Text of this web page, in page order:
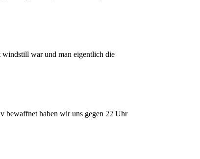
windstill war und man eigentlich die
bewaffnet haben wir uns gegen 22 Uhr